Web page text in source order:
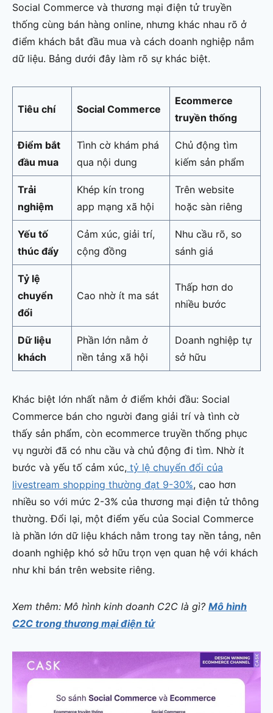
Social Commerce và thương mại điện tử truyền
thống cùng bán hàng online, nhưng khác nhau rõ ở
điểm khách bắt đầu mua và cách doanh nghiệp nắm
dữ liệu. Bảng dưới đây làm rõ sự khác biệt.
Tiêu chí Social Commerce
Ecommerce
truyền thống
Điểm bắt
đầu mua
Tình cờ khám phá
qua nội dung
Chủ động tìm
kiếm sản phẩm
Trải
nghiệm
Khép kín trong
app mạng xã hội
Trên website
hoặc sàn riêng
Yếu tố
thúc đẩy
Cảm xúc, giải trí,
cộng đồng
Nhu cầu rõ, so
sánh giá
Tỷ lệ
chuyển
đổi
Cao nhờ ít ma sát
Thấp hơn do
nhiều bước
Dữ liệu
khách
Phần lớn nằm ở
nền tảng xã hội
Doanh nghiệp tự
sở hữu
Khác biệt lớn nhất nằm ở điểm khởi đầu: Social
Commerce bán cho người đang giải trí và tình cờ
thấy sản phẩm, còn ecommerce truyền thống phục
vụ người đã có nhu cầu và chủ động đi tìm. Nhờ ít
bước và yếu tố cảm xúc, tỷ lệ chuyển đổi của
livestream shopping thường đạt 9-30%, cao hơn
nhiều so với mức 2-3% của thương mại điện tử thông
thường. Đổi lại, một điểm yếu của Social Commerce
là phần lớn dữ liệu khách nằm trong tay nền tảng, nên
doanh nghiệp khó sở hữu trọn vẹn quan hệ với khách
như khi bán trên website riêng.
Xem thêm: Mô hình kinh doanh C2C là gì? Mô hình
C2C trong thương mại điện tử